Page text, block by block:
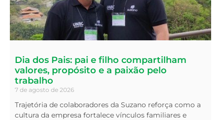
Dia dos Pais: pai e filho compartilham
valores, propósito e a paixão pelo
trabalho
7 de agosto de 2026
Trajetória de colaboradores da Suzano reforça como a
cultura da empresa fortalece vínculos familiares e